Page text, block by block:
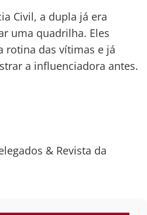
Civil, a dupla já era
uma quadrilha. Eles
rotina das vítimas e já
a influenciadora antes.
& Revista da